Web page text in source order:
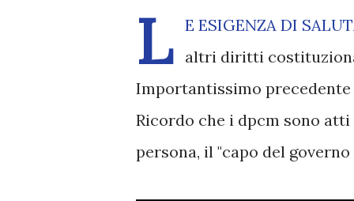
L
E ESIGENZA DI
altri diritti
Importantissimo
Ricordo che i dpcm sono atti
persona, il "capo del governo